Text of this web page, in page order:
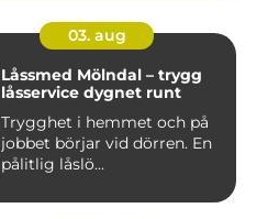
03. aug
Låssmed Mölndal – trygg
låsservice dygnet runt
Trygghet i hemmet och på
jobbet börjar vid dörren. En
pålitlig låslö...